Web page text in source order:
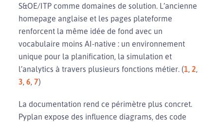
S&OE/ITP comme domaines de solution. L’ancienne
homepage anglaise et les pages plateforme
renforcent la même idée de fond avec un
vocabulaire moins AI-native : un environnement
unique pour la planification, la simulation et
l’analytics à travers plusieurs fonctions métier. (1, 2,
3, 6, 7)
La documentation rend ce périmètre plus concret.
Pyplan expose des influence diagrams, des code